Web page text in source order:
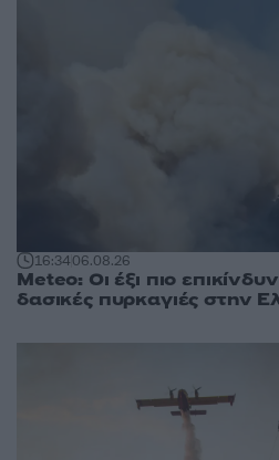
16:3406.08.26
Meteo: Οι έξι πιο
δασικές πυρκαγιές στην